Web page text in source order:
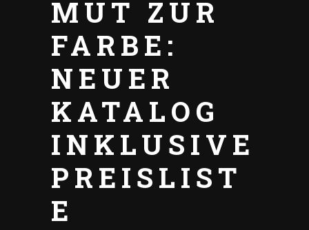
MUT ZUR
FARBE:
NEUER
KATALOG
INKLUSIVE
PREISLIST
E